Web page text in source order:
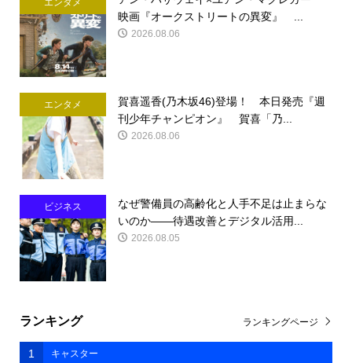
エンタメ
映画『オークストリートの異変』 ...
2026.08.06
エンタメ
賀喜遥香(乃木坂46)登場！ 本日発売『週
刊少年チャンピオン』 賀喜「乃...
2026.08.06
ビジネス
なぜ警備員の高齢化と人手不足は止まらな
いのか――待遇改善とデジタル活用...
2026.08.05
ランキング
1 キャスター
ランキングページ